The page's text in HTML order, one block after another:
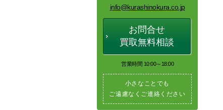
info@kurashinokura.co.jp
お問合せ
買取無料相談
営業時間 10:00～18:00
小さなことでも
ご遠慮なくご連絡ください